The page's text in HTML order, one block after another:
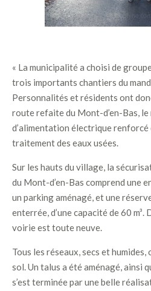
« La municipalité a choisi de
trois importants chantiers du
Personnalités et résidents ont
route refaite du Mont-d’en-Bas, le
d’alimentation électrique
traitement des eaux usées.
Sur les hauts du village, la
du Mont-d’en-Bas comprend une
un parking aménagé, et une
enterrée, d’une capacité de 60
voirie est toute neuve.
Tous les réseaux, secs et
sol. Un talus a été aménagé, ainsi
s’est terminée par une belle